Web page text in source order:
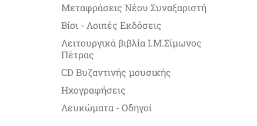
Μεταφράσεις Νέου Συναξαριστή
Βίοι - Λοιπές Εκδόσεις
Λειτουργικά βιβλία Ι.Μ.Σίμωνος
Πέτρας
CD Βυζαντινής μουσικής
Ηχογραφήσεις
Λευκώματα - Οδηγοί